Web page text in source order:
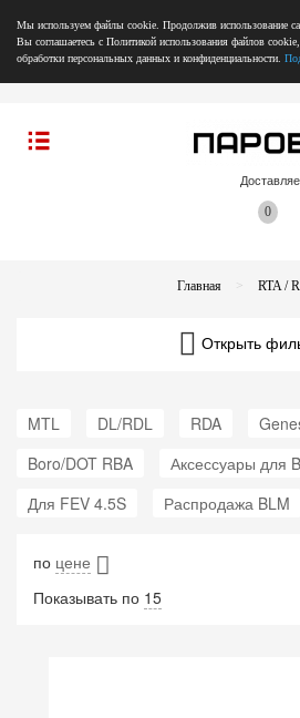
Мы используем файлы cookie. Продолжив использование
Вы соглашаетесь с Политикой использования файлов cookie,
обработки персональных данных и конфиденциальности.
0
Главная RTA /
Открыть
MTL DL/RDL RDA
Boro/DOT RBA
Аксессуары для
Для FEV 4.5S
Распродажа BLM
по цене
Показывать по 15